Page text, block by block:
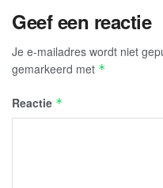
Geef een reactie
Je e-mailadres wordt niet
gemarkeerd met *
Reactie *